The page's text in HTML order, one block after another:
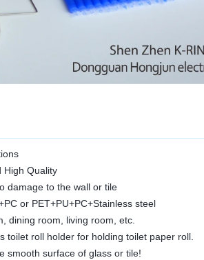
High Quality
damage to the wall or tile
or PET+PU+PC+Stainless steel
dining room, living room, etc.
toilet roll holder for holding toilet paper roll.
smooth surface of glass or tile!